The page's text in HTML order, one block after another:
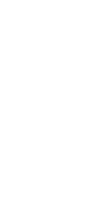
im Rahmen
Dortmund.
2025 / 2026 der Stadt